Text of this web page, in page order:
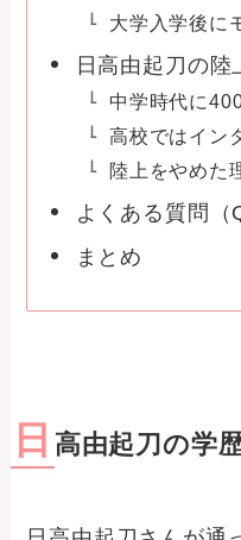
大学入学後に
日高由起刀の陸
中学時代に
高校ではイン
陸上をやめた
よくある質問（
まとめ
日 高由起刀の学